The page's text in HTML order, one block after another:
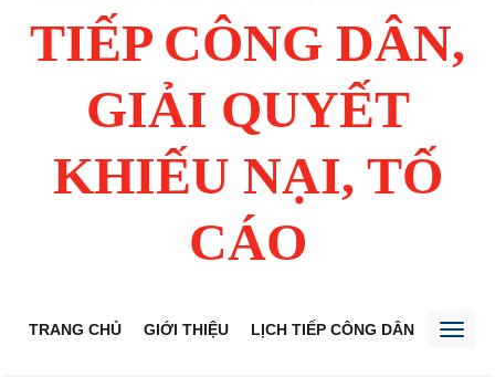
TIẾP CÔNG DÂN,
GIẢI QUYẾT
KHIẾU NẠI, TỐ
CÁO
TRANG CHỦ GIỚI THIỆU LỊCH TIẾP CÔNG DÂN TIN